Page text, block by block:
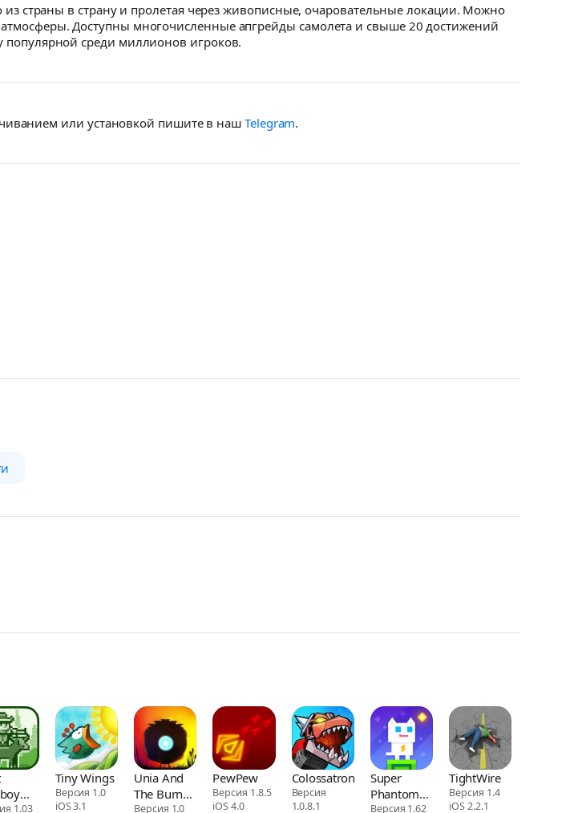
страны в страну и пролетая через живописные, очаровательные локации. Можно
Доступны многочисленные апгрейды самолета и свыше 20 достижений
популярной среди миллионов игроков.
или установкой пишите в нашTelegram.
1.03
Tiny Wings
Версия 1.0
iOS 3.1
Unia And
The Burned
Village
Версия 1.0
PewPew
Версия 1.8.5
iOS 4.0
Colossatron
Версия
1.0.8.1
Super
Phantom
Cat
Версия 1.62
TightWire
Версия 1.4
iOS 2.2.1